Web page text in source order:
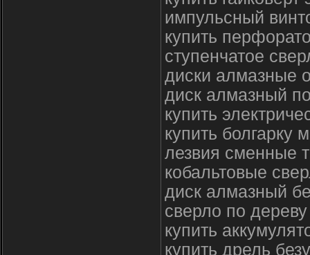
импульсный
купить
ступенчатое
диски алмазные
диск алмазный
купить
купить болгарку
лезвия сменные
кобальтовые
диск алмазный
сверло по
купить
купить дрель